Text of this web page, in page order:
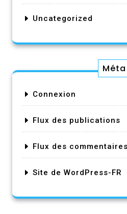
Uncategorized
Méta
Connexion
Flux des publications
Flux des commentaires
Site de WordPress-FR